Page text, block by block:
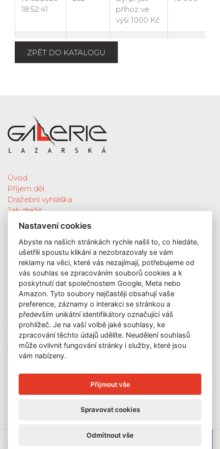
ZPĚT DO KATALOGU
Úvod
Příjem děl
Dražební vyhláška
Jak dražit
Galerie
Katalog vydražených děl
O nás
GDPR
Kontakt
KONTAKT
GALERIE LAZARSKÁ
Lazarská 7
110 00 Praha 1
E-mail:
info@galerielazarska.cz
Telefon:
+420 222 523 739
OTEVÍRACÍ DOBA
© 2026 Galerie Lazarská | E-mail:
Nastavení cookies
Abyste na našich stránkách rychle našli to, co hledáte,
ušetřili spoustu klikání a nezobrazovaly se vám
reklamy na věci, které vás nezajímají, potřebujeme od
vás souhlas se zpracováním souborů cookies a k
poskytnutí dat společnostem Google, Meta nebo
Amazon. Tyto soubory nejčastěji obsahují vaše
preference, záznamy o interakci se stránkou a
především unikátní identifikátory označující váš
prohlížeč. Je na vaší volbě jaké souhlasy, ke
zpracování těchto údajů udělíte. Neudělení souhlasů
může ovlivnit fungování stránky i služby, které jsou
vám nabízeny.
Přijmout vše
Spravovat cookies
Odmítnout vše